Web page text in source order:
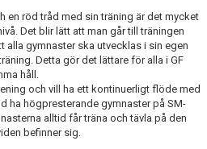
en röd tråd med sin träning är det mycket
Det blir lätt att man går till träningen
alla gymnaster ska utvecklas i sin egen
Detta gör det lättare för alla i GF
håll.
och vill ha ett kontinuerligt flöde med
ha högpresterande gymnaster på SM-
alltid får träna och tävla på den
befinner sig.